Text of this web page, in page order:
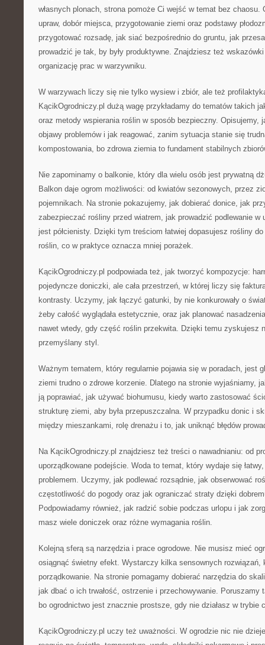
własnych plonach, strona pomoże Ci wejść w temat bez chaosu.
upraw, dobór miejsca, przygotowanie ziemi oraz podstawy
przygotować rozsadę, jak siać bezpośrednio do gruntu, jak
prowadzić je tak, by były produktywne. Znajdziesz też
organizację prac w warzywniku.
W warzywach liczy się nie tylko wysiew i zbiór, ale też
KącikOgrodniczy.pl dużą wagę przykładamy do tematów takich
oraz metody wspierania roślin w sposób bezpieczny. Opisujemy,
objawy problemów i jak reagować, zanim sytuacja stanie się
kompostowania, bo zdrowa ziemia to fundament stabilnych
Nie zapominamy o balkonie, który dla wielu osób jest prywatną
Balkon daje ogrom możliwości: od kwiatów sezonowych, przez
pojemnikach. Na stronie pokazujemy, jak dobierać donice, jak
zabezpieczać rośliny przed wiatrem, jak prowadzić podlewanie w
jest półcienisty. Dzięki tym treściom łatwiej dopasujesz rośliny
roślin, co w praktyce oznacza mniej porażek.
KącikOgrodniczy.pl podpowiada też, jak tworzyć kompozycje:
pojedyncze doniczki, ale cała przestrzeń, w której liczy się
kontrasty. Uczymy, jak łączyć gatunki, by nie konkurowały o
żeby całość wyglądała estetycznie, oraz jak planować
nawet wtedy, gdy część roślin przekwita. Dzięki temu zyskujesz
przemyślany styl.
Ważnym tematem, który regularnie pojawia się w poradach, jest
ziemi trudno o zdrowe korzenie. Dlatego na stronie wyjaśniamy,
ją poprawiać, jak używać biohumusu, kiedy warto zastosować
strukturę ziemi, aby była przepuszczalna. W przypadku donic i
między mieszankami, rolę drenażu i to, jak uniknąć błędów
Na KącikOgrodniczy.pl znajdziesz też treści o nawadnianiu: od
uporządkowane podejście. Woda to temat, który wydaje się
problemem. Uczymy, jak podlewać rozsądnie, jak obserwować
częstotliwość do pogody oraz jak ograniczać straty dzięki
Podpowiadamy również, jak radzić sobie podczas urlopu i jak
masz wiele doniczek oraz różne wymagania roślin.
Kolejną sferą są narzędzia i prace ogrodowe. Nie musisz mieć
osiągnąć świetny efekt. Wystarczy kilka sensownych rozwiązań,
porządkowanie. Na stronie pomagamy dobierać narzędzia do
jak dbać o ich trwałość, ostrzenie i przechowywanie. Poruszamy
bo ogrodnictwo jest znacznie prostsze, gdy nie działasz w trybie
KącikOgrodniczy.pl uczy też uważności. W ogrodzie nic nie